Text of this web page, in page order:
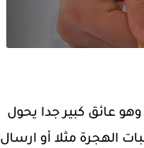
عائق كبير جدا يحول
الهجرة مثلا أو ارسال